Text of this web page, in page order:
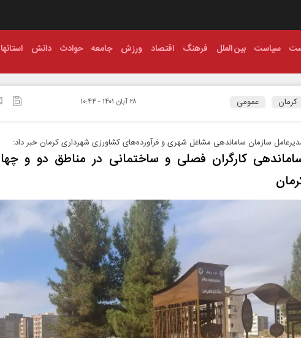
سیاست بین الملل فرهنگ اقتصاد ورزش جامعه حوادث دانش استانها
کرمان عمومی ۲۸ آبان ۱۴۰۱ - ۱۰:۴۴
سازمان ساماندهی مشاغل شهری و فرآورده‌های کشاورزی شهرداری کرمان خبر داد:
کارگران فصلی و ساختمانی در مناطق دو و